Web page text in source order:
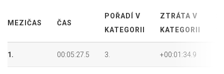
MEZIČAS ČAS
POŘADÍ V
KATEGORII
ZTRÁTA V
KATEGORII
1. 00:05:27.5 3. +00:01:34.9